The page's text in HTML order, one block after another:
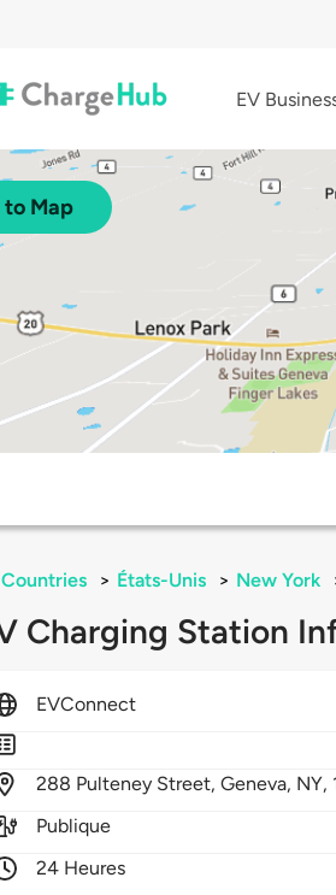
EV
to Map
> États-Unis > New York
Charging Station
EVConnect
288 Pulteney Street,Geneva, NY,
Publique
24 Heures